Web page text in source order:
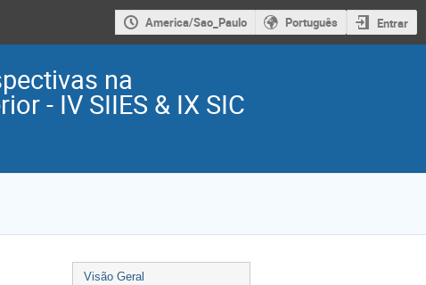
America/Sao_Paulo Português Entrar
na
- IV SIIES & IX SIC
Event
Visão Geral